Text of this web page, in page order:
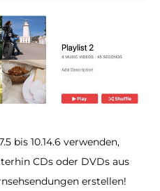
bis 10.14.6 verwenden,
CDs oder DVDs aus
erstellen!